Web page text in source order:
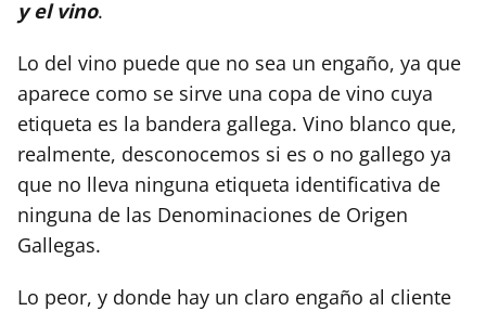
y el vino.
Lo del vino puede que no sea un engaño, ya que
aparece como se sirve una copa de vino cuya
etiqueta es la bandera gallega. Vino blanco que,
realmente, desconocemos si es o no gallego ya
que no lleva ninguna etiqueta identificativa de
ninguna de las Denominaciones de Origen
Gallegas.
Lo peor, y donde hay un claro engaño al cliente